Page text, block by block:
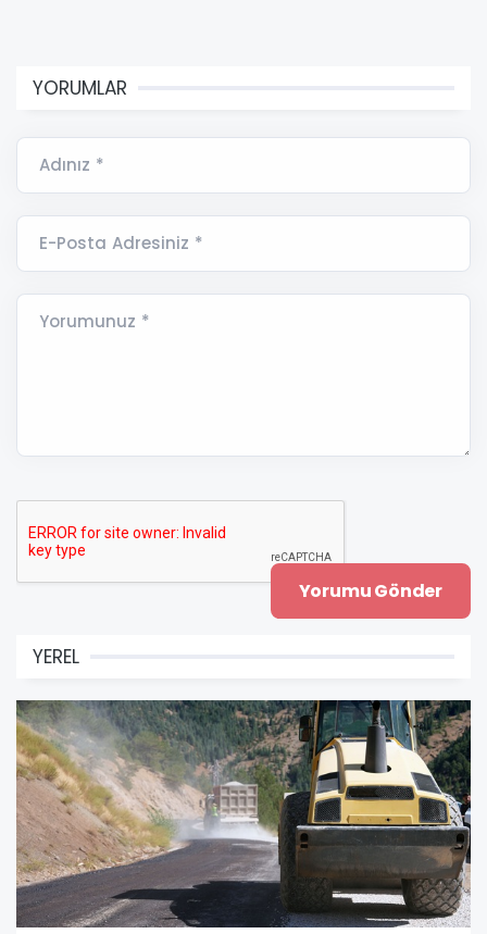
YORUMLAR
Adınız *
E-Posta Adresiniz *
Yorumunuz *
YEREL